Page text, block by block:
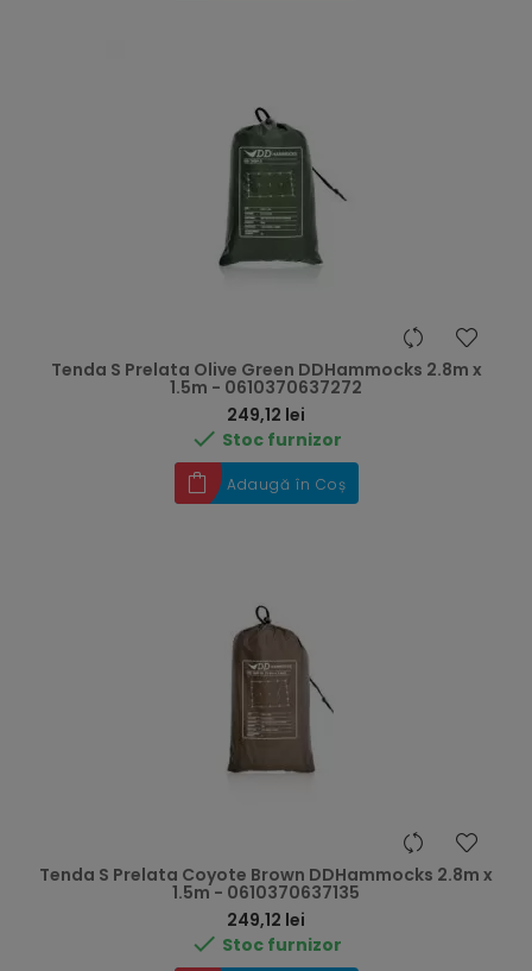
Tenda S Prelata Olive Green DDHammocks 2.8m x
1.5m - 0610370637272
249,12 lei
 Stoc furnizor
Adaugă în Coș
Tenda S Prelata Coyote Brown DDHammocks 2.8m x
1.5m - 0610370637135
249,12 lei
 Stoc furnizor